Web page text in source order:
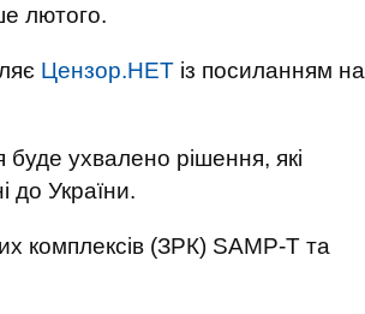
лютого.
Цензор.НЕТ із посиланням на
буде ухвалено рішення, які
до України.
комплексів (ЗРК) SAMP-T та